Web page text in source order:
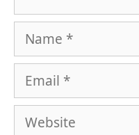
Name
Email
Website